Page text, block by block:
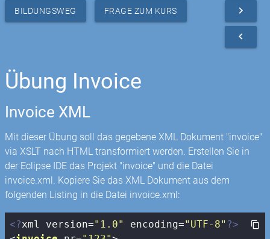
BILDUNGSWEG FRAGE ZUM KURS navigate_next
navigate_before
Übung Invoice
Invoice XML
Mit dieser Übung soll das gegebene XML Dokument "invoice"
via XSLT nach HTML transformiert werden. Erstellen Sie in
der Eclipse IDE das Projekt "invoice" und die Datei
invoice.xml. Kopiere Sie das XML Dokument aus dem
folgenden Listing in die Datei invoice.xml:
<?xml version="1.0" encoding="UTF-8" ?>